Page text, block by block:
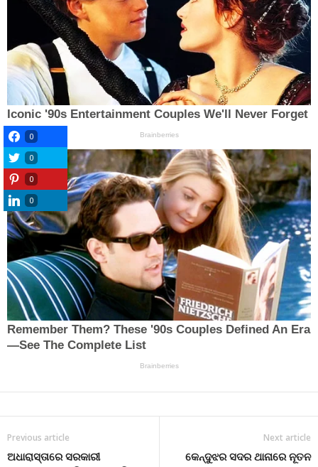
Previous article
ଅଧାରାସ୍ତାରେ ସରକାରୀ
Next article
କେନ୍ଦୁଝର ସଦର ଥାନାରେ ନୂତନ
0
0
0
0